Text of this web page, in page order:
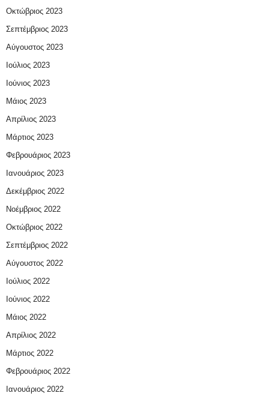
Οκτώβριος 2023
Σεπτέμβριος 2023
Αύγουστος 2023
Ιούλιος 2023
Ιούνιος 2023
Μάιος 2023
Απρίλιος 2023
Μάρτιος 2023
Φεβρουάριος 2023
Ιανουάριος 2023
Δεκέμβριος 2022
Νοέμβριος 2022
Οκτώβριος 2022
Σεπτέμβριος 2022
Αύγουστος 2022
Ιούλιος 2022
Ιούνιος 2022
Μάιος 2022
Απρίλιος 2022
Μάρτιος 2022
Φεβρουάριος 2022
Ιανουάριος 2022